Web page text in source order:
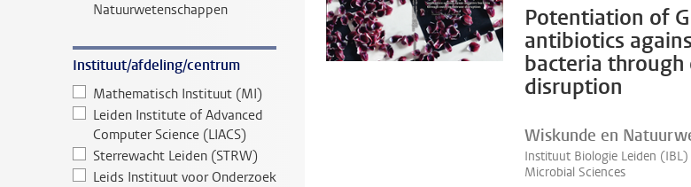
Natuurwetenschappen
Instituut/afdeling/centrum
Mathematisch Instituut (MI)
Leiden Institute of Advanced
Computer Science (LIACS)
Sterrewacht Leiden (STRW)
Leids Instituut voor Onderzoek
Potentiation of
antibiotics
bacteria
disruption
Wiskunde en
Instituut Biologie Leiden (IBL)
Microbial Sciences